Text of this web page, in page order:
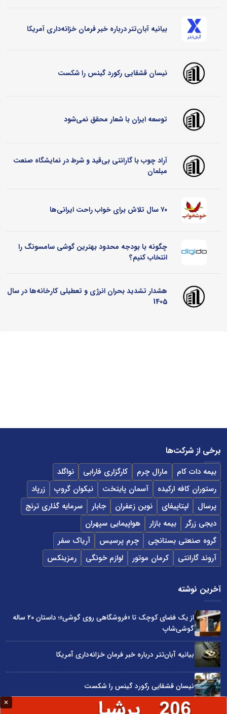
بیانیه آبان‌تتر درباره خبر فرمان خزانه‌داری آمریکا
نیسان قشقایی رکورد گینس را شکست
توسعه ایران با شعار محقق نمی‌شود
آراد چوب با گارانتی بی‌قید و شرط در نمایشگاه صنعت
مبلمان
۷۰ سال تلاش برای خواب راحت ایرانی‌ها
چگونه با بودجه محدود بهترین گوشی سامسونگ را
انتخاب کنیم؟
هشدار تشدید بحران انرژی و تعطیلی کارخانه‌ها در سال
1405
برخی از شرکت‌ها
بیمه دات کام مارال چرم کارگزاری فارابی
نواگلد
رستوران کافه ارکیده
آسمان پایتخت نیکوان گروپ
زرپاد
پرسال
لپتاپیفای نوین زعفران جابار
سرمایه گذاری ترنج
دیجی زرگر
بیمه بازار
هواپیمایی سپهران
گروه صنعتی بستانچی
چرم پرسیس
آریاک سفر
آروند گارانتی
کرمان موتور لوازم خونگی رمزینکس
آخرین نوشته
از یک فضای کوچک تا «فروشگاهی روی گوشی»؛ داستان ۲۰ ساله
گوشی‌شاپ
بیانیه آبان‌تتر درباره خبر فرمان خزانه‌داری آمریکا
نیسان قشقایی رکورد گینس را شکست